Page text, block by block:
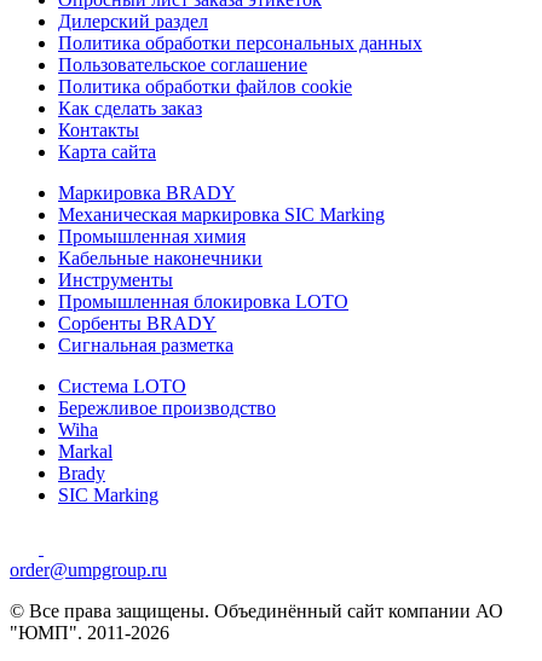
Дилерский раздел
Политика обработки персональных данных
Пользовательское соглашение
Политика обработки файлов cookie
Как сделать заказ
Контакты
Карта сайта
Маркировка BRADY
Механическая маркировка SIC Marking
Промышленная химия
Кабельные наконечники
Инструменты
Промышленная блокировка LOTO
Сорбенты BRADY
Сигнальная разметка
Система LOTO
Бережливое производство
Wiha
Markal
Brady
SIC Marking
order@umpgroup.ru
© Все права защищены. Объединённый сайт компании АО
"ЮМП". 2011-2026